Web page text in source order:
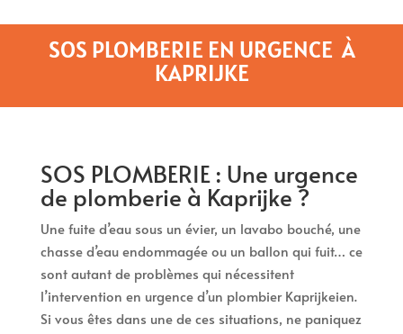
SOS PLOMBERIE EN URGENCE À
KAPRIJKE
SOS PLOMBERIE : Une urgence
de plomberie à Kaprijke ?
Une fuite d’eau sous un évier, un lavabo bouché, une
chasse d’eau endommagée ou un ballon qui fuit… ce
sont autant de problèmes qui nécessitent
l’intervention en urgence d’un plombier Kaprijkeien.
Si vous êtes dans une de ces situations, ne paniquez